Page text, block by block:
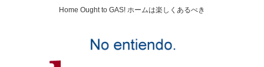
Home Ought to GAS! ホームは楽しくあるべき